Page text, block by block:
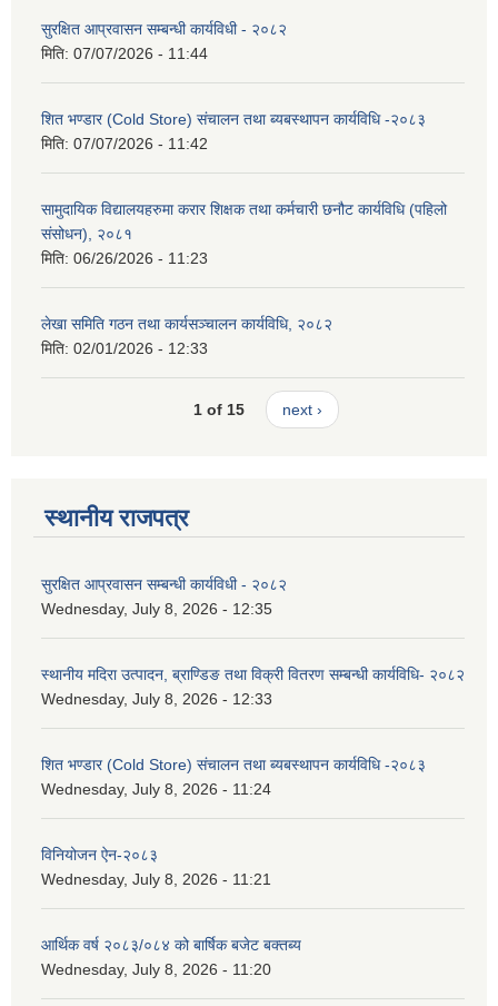
सुरक्षित आप्रवासन सम्बन्धी कार्यविधी - २०८२
मिति: 07/07/2026 - 11:44
शित भण्डार (Cold Store) संचालन तथा ब्यबस्थापन कार्यविधि -२०८३
मिति: 07/07/2026 - 11:42
सामुदायिक विद्यालयहरुमा करार शिक्षक तथा कर्मचारी छनौट कार्यविधि (पहिलो
संसोधन), २०८१
मिति: 06/26/2026 - 11:23
लेखा समिति गठन तथा कार्यसञ्चालन कार्यविधि, २०८२
मिति: 02/01/2026 - 12:33
1 of 15 next ›
स्थानीय राजपत्र
सुरक्षित आप्रवासन सम्बन्धी कार्यविधी - २०८२
Wednesday, July 8, 2026 - 12:35
स्थानीय मदिरा उत्पादन, ब्राण्डिङ तथा विक्री वितरण सम्बन्धी कार्यविधि- २०८२
Wednesday, July 8, 2026 - 12:33
शित भण्डार (Cold Store) संचालन तथा ब्यबस्थापन कार्यविधि -२०८३
Wednesday, July 8, 2026 - 11:24
विनियोजन ऐन-२०८३
Wednesday, July 8, 2026 - 11:21
आर्थिक वर्ष २०८३/०८४ को बार्षिक बजेट बक्तब्य
Wednesday, July 8, 2026 - 11:20